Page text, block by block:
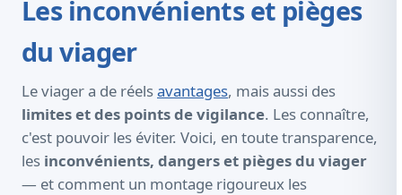
Les inconvénients et pièges
du viager
Le viager a de réelsavantages, mais aussi des
limites et des points de vigilance. Les connaître,
c'est pouvoir les éviter. Voici, en toute transparence,
les inconvénients, dangers et pièges du viager
— et comment un montage rigoureux les